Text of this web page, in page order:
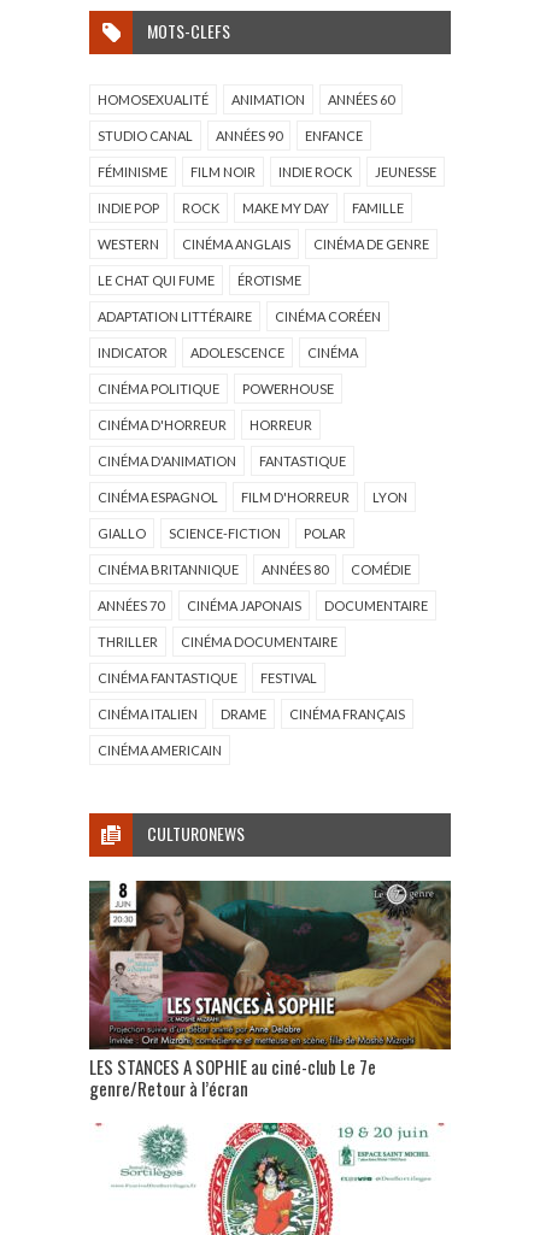
MOTS-CLEFS
HOMOSEXUALITÉ ANIMATION ANNÉES 60
STUDIO CANAL ANNÉES 90 ENFANCE
FÉMINISME FILM NOIR INDIE ROCK JEUNESSE
INDIE POP ROCK MAKE MY DAY FAMILLE
WESTERN CINÉMA ANGLAIS CINÉMA DE GENRE
LE CHAT QUI FUME ÉROTISME
ADAPTATION LITTÉRAIRE CINÉMA CORÉEN
INDICATOR ADOLESCENCE CINÉMA
CINÉMA POLITIQUE POWERHOUSE
CINÉMA D'HORREUR HORREUR
CINÉMA D'ANIMATION FANTASTIQUE
CINÉMA ESPAGNOL FILM D'HORREUR LYON
GIALLO SCIENCE-FICTION POLAR
CINÉMA BRITANNIQUE ANNÉES 80 COMÉDIE
ANNÉES 70 CINÉMA JAPONAIS DOCUMENTAIRE
THRILLER CINÉMA DOCUMENTAIRE
CINÉMA FANTASTIQUE FESTIVAL
CINÉMA ITALIEN DRAME CINÉMA FRANÇAIS
CINÉMA AMERICAIN
CULTURONEWS
LES STANCES A SOPHIE au ciné-club Le 7e
genre/Retour à l’écran